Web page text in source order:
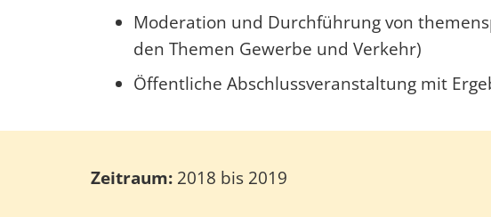
Moderation und Durchführung von
den Themen Gewerbe und Verkehr)
Öffentliche Abschlussveranstaltung mit
Zeitraum: 2018 bis 2019